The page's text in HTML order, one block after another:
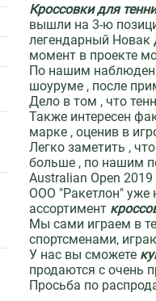
Кроссовки для
вышли на 3-ю
легендарный Новак
момент в проекте
По нашим
шоуруме , после
Дело в том , что
Также интересен
марке , оценив в
Легко заметить ,
больше , по нашим
Australian Open 2019
ООО "Ракетлон" уже
ассортимент
Мы сами играем в
спортсменами,
У нас вы сможете
продаются с очень
Просьба по